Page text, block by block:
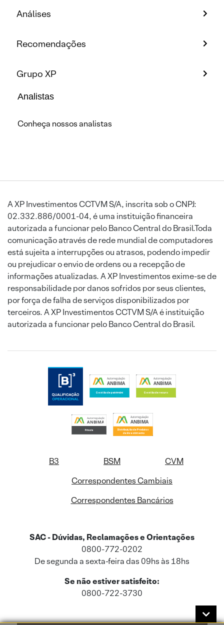
Análises
Recomendações
Grupo XP
Analistas
Conheça nossos analistas
A XP Investimentos CCTVM S/A, inscrita sob o CNPJ:
02.332.886/0001-04, é uma instituição financeira
autorizada a funcionar pelo Banco Central do Brasil.Toda
comunicação através de rede mundial de computadores
está sujeita a interrupções ou atrasos, podendo impedir
ou prejudicar o envio de ordens ou a recepção de
informações atualizadas. A XP Investimentos exime-se de
responsabilidade por danos sofridos por seus clientes,
por força de falha de serviços disponibilizados por
terceiros. A XP Investimentos CCTVM S/A é instituição
autorizada a funcionar pelo Banco Central do Brasil.
B3 BSM
CVM
Correspondentes Cambiais
Correspondentes Bancários
SAC - Dúvidas, Reclamações e Orientações
0800-772-0202
De segunda a sexta-feira das 09hs às 18hs
Se não estiver satisfeito:
0800-722-3730